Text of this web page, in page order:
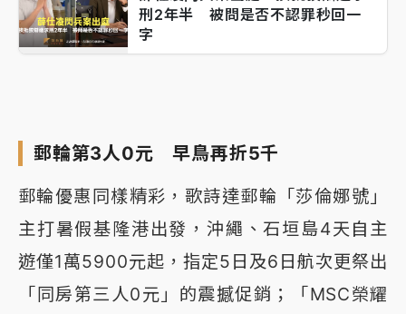
刑2年半 被問是否不認罪秒回一
字
郵輪第3人0元 早鳥再折5千
郵輪優惠同樣精彩，歌詩達郵輪「莎倫娜號」
主打暑假基隆港出發，沖繩、石垣島4天自主
遊僅1萬5900元起，指定5日及6日航次更祭出
「同房第三人0元」的震撼促銷；「MSC榮耀